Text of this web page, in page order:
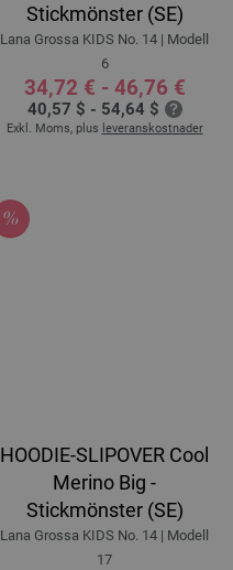
Stickmönster (SE)
Lana Grossa KIDS No. 14 | Modell
6
34,72 € - 46,76 €
40,57 $ - 54,64 $
Exkl. Moms, plus leveranskostnader
HOODIE-SLIPOVER Cool
Merino Big -
Stickmönster (SE)
Lana Grossa KIDS No. 14 | Modell
17